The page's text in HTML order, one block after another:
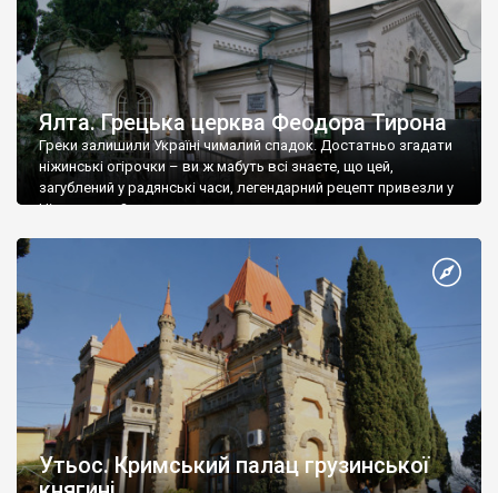
Ялта. Грецька церква Феодора Тирона
Греки залишили Україні чималий спадок. Достатньо згадати
ніжинські огірочки – ви ж мабуть всі знаєте, що цей,
загублений у радянські часи, легендарний рецепт привезли у
Ніжин греки?
Утьос. Кримський палац грузинської